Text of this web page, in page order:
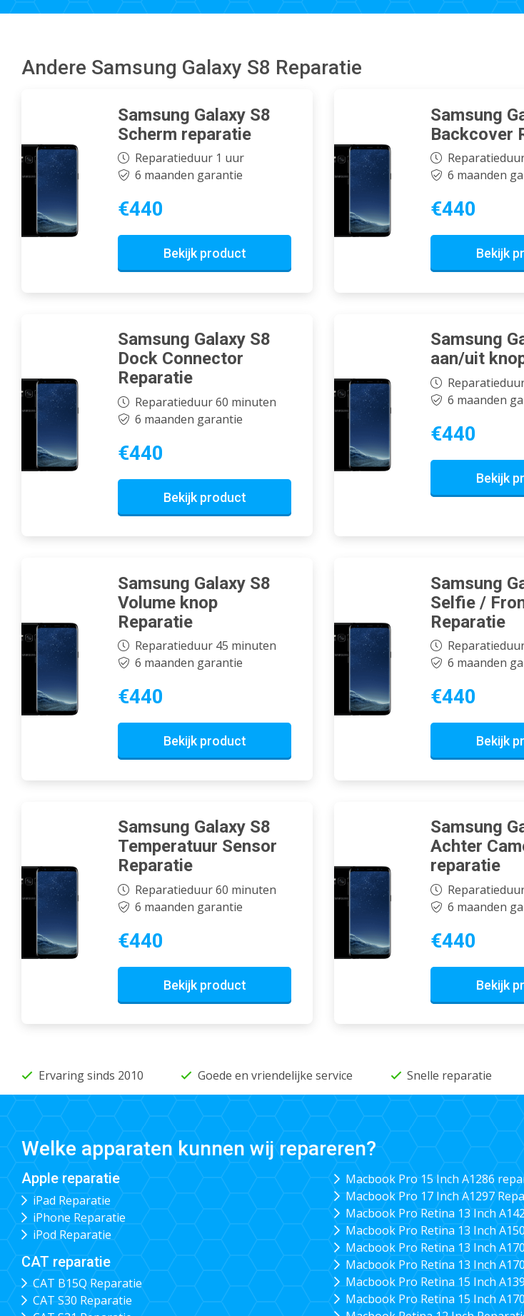
Andere Samsung Galaxy S8 Reparatie
Samsung Galaxy S8
Scherm reparatie
Reparatieduur 1 uur
6 maanden garantie
€440
Bekijk product
Samsung
Backcover
6 maanden
€440
Bekijk
Samsung Galaxy S8
Dock Connector
Reparatie
Reparatieduur 60 minuten
6 maanden garantie
€440
Bekijk product
Samsung
aan/uit
6 maanden
€440
Bekijk
Samsung Galaxy S8
Volume knop
Reparatie
Reparatieduur 45 minuten
6 maanden garantie
€440
Bekijk product
Samsung
Selfie /
Reparatie
6 maanden
€440
Bekijk
Samsung Galaxy S8
Temperatuur Sensor
Reparatie
Reparatieduur 60 minuten
6 maanden garantie
€440
Bekijk product
Samsung
Achter
reparatie
6 maanden
€440
Bekijk
Ervaring sinds 2010 Goede en vriendelijke service Snelle reparatie
Welke apparaten kunnen wij repareren?
Apple reparatie
iPad Reparatie
iPhone Reparatie
iPod Reparatie
CAT reparatie
CAT B15Q Reparatie
CAT S30 Reparatie
Macbook Pro 15 Inch A1286
Macbook Pro 17 Inch A1297
Macbook Pro Retina 13 Inch
Macbook Pro Retina 13 Inch
Macbook Pro Retina 13 Inch
Macbook Pro Retina 13 Inch
Macbook Pro Retina 15 Inch
Macbook Pro Retina 15 Inch